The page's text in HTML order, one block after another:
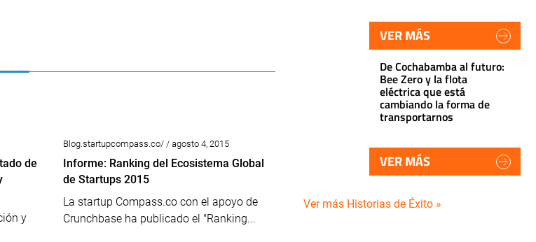
de
y
Blog.startupcompass.co/ / agosto 4, 2015
Informe: Ranking del Ecosistema Global
de Startups 2015
La startup Compass.co con el apoyo de
Crunchbase ha publicado el "Ranking...
VER MÁS
De Cochabamba al futuro:
Bee Zero y la flota
eléctrica que está
cambiando la forma de
transportarnos
VER MÁS
Ver más Historias de Éxito »